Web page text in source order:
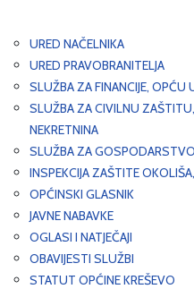
URED NAČELNIKA
URED PRAVOBRANITELJA
SLUŽBA ZA FINANCIJE, OPĆU
SLUŽBA ZA CIVILNU
NEKRETNINA
SLUŽBA ZA
INSPEKCIJA ZAŠTITE
OPĆINSKI GLASNIK
JAVNE NABAVKE
OGLASI I NATJEČAJI
OBAVIJESTI SLUŽBI
STATUT OPĆINE KREŠEVO